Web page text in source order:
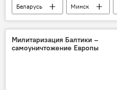
Беларусь Минск
ЕС
Милитаризация Балтики –
самоуничтожение Европы